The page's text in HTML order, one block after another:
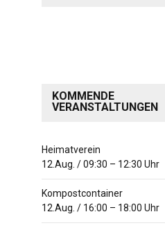
KOMMENDE
VERANSTALTUNGEN
Heimatverein
12.Aug. /09:30 – 12:30 Uhr
Kompostcontainer
12.Aug. / 16:00 – 18:00 Uhr